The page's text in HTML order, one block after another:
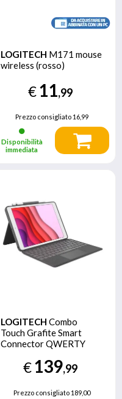
LOGITECH M171 mouse
wireless (rosso)
€11,99
Prezzo consigliato 16,99
Disponibilità
immediata
LOGITECH Combo
Touch Grafite Smart
Connector QWERTY
€139,99
Prezzo consigliato 189,00